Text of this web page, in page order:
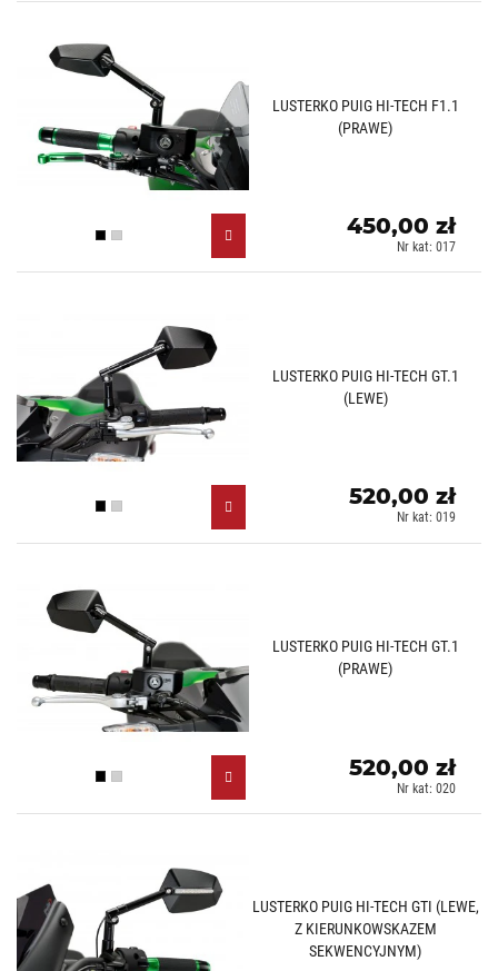
LUSTERKO PUIG HI-TECH F1.1
(PRAWE)
Czarny (N)
Aluminiowy (D)
450,00 zł
Nr kat: 017
LUSTERKO PUIG HI-TECH GT.1
(LEWE)
Czarny (N)
Aluminiowy (D)
520,00 zł
Nr kat: 019
LUSTERKO PUIG HI-TECH GT.1
(PRAWE)
Czarny (N)
Aluminiowy (D)
520,00 zł
Nr kat: 020
LUSTERKO PUIG HI-TECH GTI (LEWE,
Z KIERUNKOWSKAZEM
SEKWENCYJNYM)